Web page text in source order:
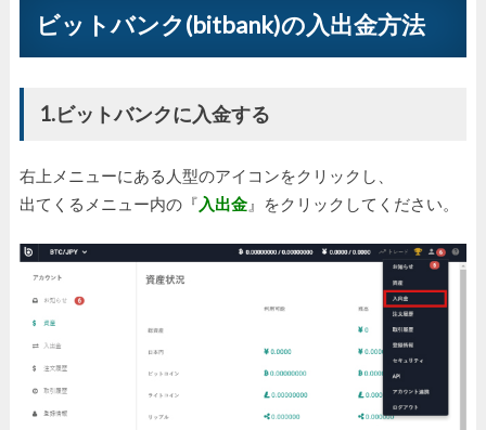
ビットバンク(bitbank)の入出金方法
1.ビットバンクに入金する
右上メニューにある人型のアイコンをクリックし、
出てくるメニュー内の『 入出金』をクリックしてください。